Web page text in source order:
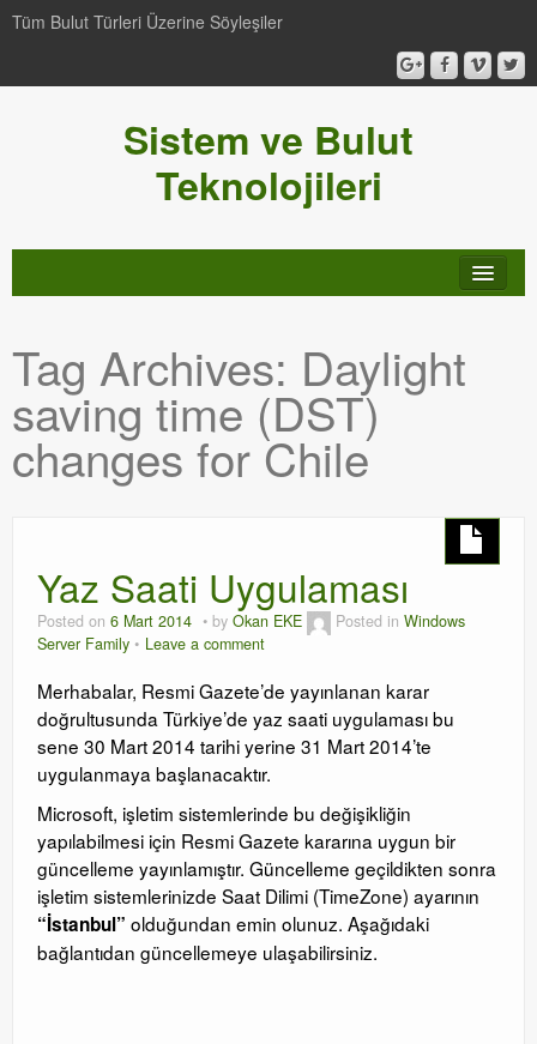
Tüm Bulut Türleri Üzerine Söyleşiler
Sistem ve Bulut
Teknolojileri
Genel
Video-Webcast-Seminer
Windows Server Family
Orchestrator
Watchguard
PHP & MySQL
Exchange
Tag Archives: Daylight
saving time (DST)
changes for Chile
Yaz Saati Uygulaması
Posted on 6 Mart 2014 by Okan EKE Posted in Windows
Server Family
Leave a comment
Merhabalar, Resmi Gazete’de yayınlanan karar
doğrultusunda Türkiye’de yaz saati uygulaması bu
sene 30 Mart 2014 tarihi yerine 31 Mart 2014’te
uygulanmaya başlanacaktır.
Microsoft, işletim sistemlerinde bu değişikliğin
yapılabilmesi için Resmi Gazete kararına uygun bir
güncelleme yayınlamıştır. Güncelleme geçildikten sonra
işletim sistemlerinizde Saat Dilimi (TimeZone) ayarının
“İstanbul” olduğundan emin olunuz. Aşağıdaki
bağlantıdan güncellemeye ulaşabilirsiniz.